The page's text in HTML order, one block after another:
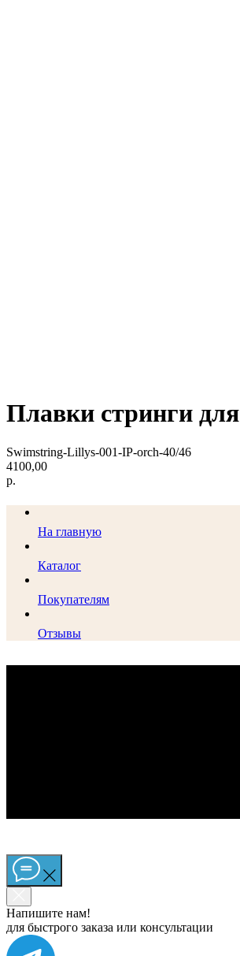
Плавки стринги
Swimstring-Lillys-001-IP-orch-40/46
4100,00
р.
На главную
Каталог
Покупателям
Отзывы
Напишите нам!
для быстрого заказа или консультации